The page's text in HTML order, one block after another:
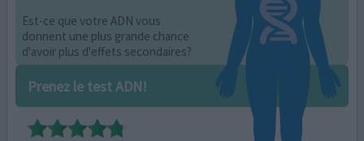
Est-ce que votre ADN vous
donnent une plus grande chance
d'avoir plus d'effets secondaires?
Prenez le test ADN!